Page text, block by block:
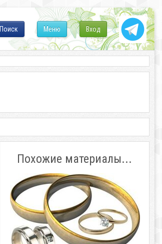
Вход
Меню
Поиск
Похожие материалы...